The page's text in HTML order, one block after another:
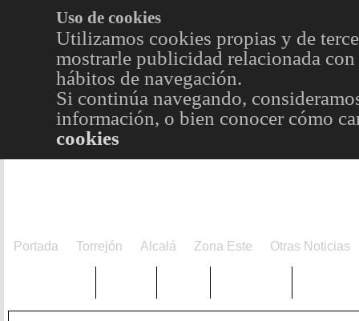
Uso de cookies
Utilizamos cookies propias y de
mostrarle publicidad relacionada
hábitos de navegación.
Si continúa navegando,
información, o bien conocer cómo
cookies
Portada Torrejón Alcalá Zona Este Otras Noticias